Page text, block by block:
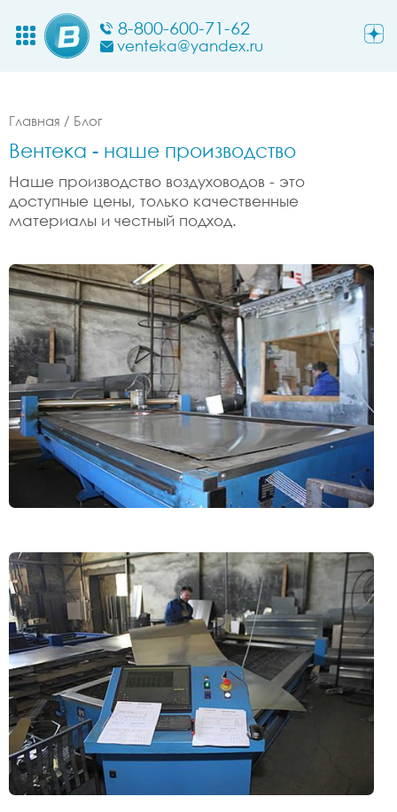
8-800-600-71-62
venteka@yandex.ru
Главная / Блог
Вентека - наше производство
Наше производство воздуховодов - это
доступные цены, только качественные
материалы и честный подход.